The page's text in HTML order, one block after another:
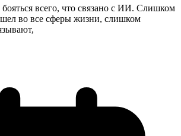
всего, что связано с ИИ. Слишком
во все сферы жизни, слишком